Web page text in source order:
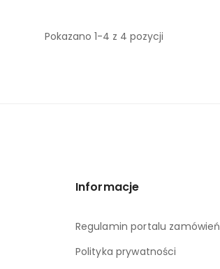
Pokazano 1-4 z 4 pozycji
Informacje
Regulamin portalu zamówień
Polityka prywatności